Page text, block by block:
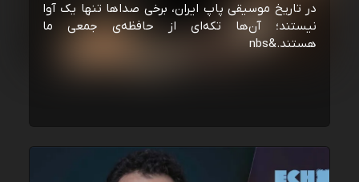
در تاریخ موسیقی پاپ ایران، برخی صداها تنها یک آوا
نیستند؛ آن‌ها تکه‌ای از حافظه‌ی جمعی ما
هستند.&nbs